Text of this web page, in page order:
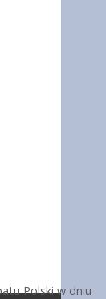
Polski w dniu